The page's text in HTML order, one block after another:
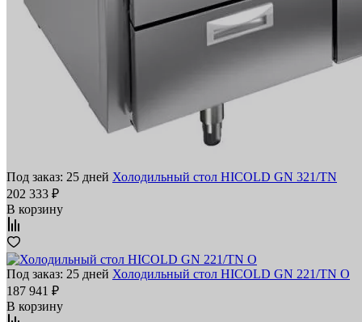
Под заказ: 25 дней Холодильный стол HICOLD GN 321/TN
202 333 ₽
В корзину
Под заказ: 25 дней Холодильный стол HICOLD GN 221/TN O
187 941 ₽
В корзину